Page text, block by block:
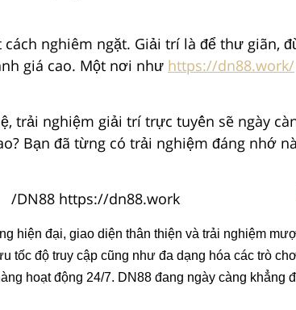
nghiêm ngặt. Giải trí là để thư giãn,
giá cao. Một nơi như https://dn88.work/
trải nghiệm giải trí trực tuyến sẽ ngày
Bạn đã từng có trải nghiệm đáng nhớ
hiện đại, giao diện thân thiện và trải nghiệm
tốc độ truy cập cũng như đa dạng hóa các trò
hoạt động 24/7. DN88 đang ngày càng khẳng